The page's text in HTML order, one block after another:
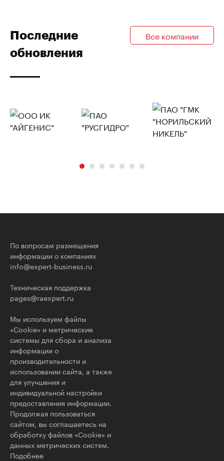
Последние
обновления
Все компании
По вопросам размещения
информации о компаниях
info@expert-business.ru
Техническая поддержка
pages@raexpert.ru
Мы используем файлы
«Cookie» и метрические
системы для сбора и анализа
информации о
производительности и
использовании сайта, а также
для улучшения и
индивидуальной настройки
предоставления информации.
Продолжая пользоваться
сайтом, вы соглашаетесь на
обработку файлов «Cookie» и
данных метрических систем.
Подобнее